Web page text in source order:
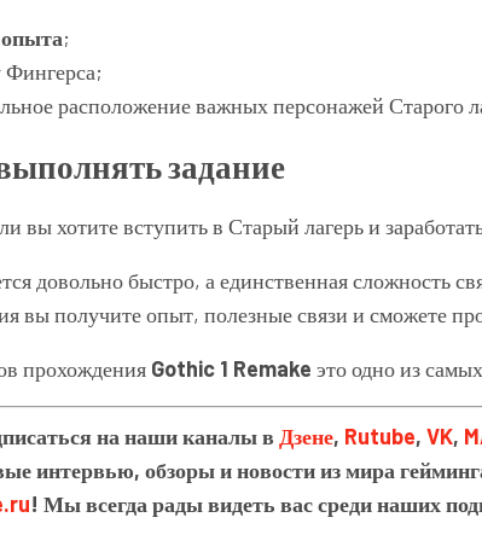
;
расположение важных персонажей Старого
задание
вы хотите вступить в Старый лагерь и
довольно быстро, а единственная сложность
вы получите опыт, полезные связи и сможете
прохождения Gothic 1 Remake это одно из
на наши каналы в Дзене, Rutube, VK,
интервью, обзоры и новости из мира
! Мы всегда рады видеть вас среди наших